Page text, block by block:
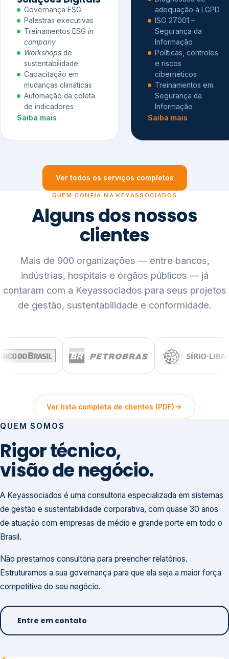
Governança ESG
Palestras executivas
Treinamentos ESG in
company
Workshops de
sustentabilidade
Capacitação em
mudanças climáticas
Automação da coleta
de indicadores
Saiba mais
adequação à LGPD
ISO 27001 –
Segurança da
Informação
Políticas, controles
e riscos
cibernéticos
Treinamentos em
Segurança da
Informação
Saiba mais
Ver todos os serviços completos
QUEM CONFIA NA KEYASSOCIADOS
Alguns dos nossos
clientes
Mais de 900 organizações — entre bancos,
indústrias, hospitais e órgãos públicos — já
contaram com a Keyassociados para seus projetos
de gestão, sustentabilidade e conformidade.
Ver lista completa de clientes (PDF)
QUEM SOMOS
Rigor técnico,
visão de negócio.
A Keyassociados é uma consultoria especializada em sistemas
de gestão e sustentabilidade corporativa, com quase 30 anos
de atuação com empresas de médio e grande porte em todo o
Brasil.
Não prestamos consultoria para preencher relatórios.
Estruturamos a sua governança para que ela seja a maior força
competitiva do seu negócio.
Entre em contato